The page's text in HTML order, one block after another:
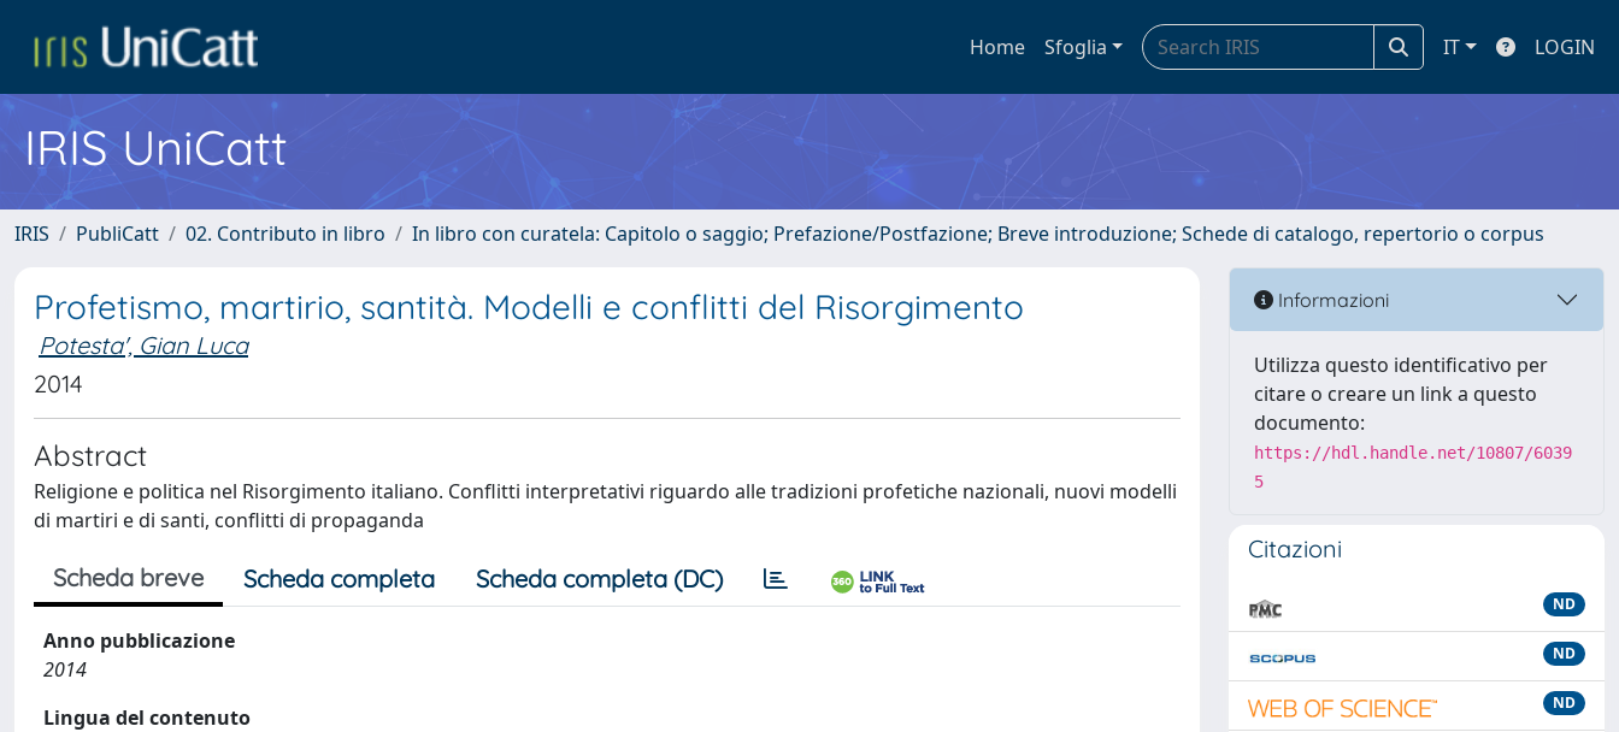
Home Sfoglia IT LOGIN
IRIS UniCatt
IRIS PubliCatt 02. Contributo in libro In libro con curatela: Capitolo o saggio; Prefazione/Postfazione; Breve introduzione; Schede di catalogo, repertorio o corpus
Profetismo, martirio, santità. Modelli e conflitti del Risorgimento
Potesta', Gian Luca
2014
Abstract
Religione e politica nel Risorgimento italiano. Conflitti interpretativi riguardo alle tradizioni profetiche nazionali, nuovi modelli
di martiri e di santi, conflitti di propaganda
Scheda breve Scheda completa Scheda completa (DC)
Anno pubblicazione
2014
Lingua del contenuto
Informazioni
Utilizza questo identificativo per
citare o creare un link a questo
documento:
https://hdl.handle.net/10807/6039
5
Citazioni
ND
ND
ND